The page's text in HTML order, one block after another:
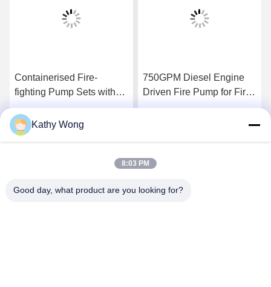
Containerised Fire-
fighting Pump Sets with
Flow 300–8000 GPM UL
FM NFPA20 Certified
Complete Fire Pump
750GPM Diesel Engine
Driven Fire Pump for Fire
Fighting Application
Kathy Wong
8:03 PM
Good day, what product are you looking for?